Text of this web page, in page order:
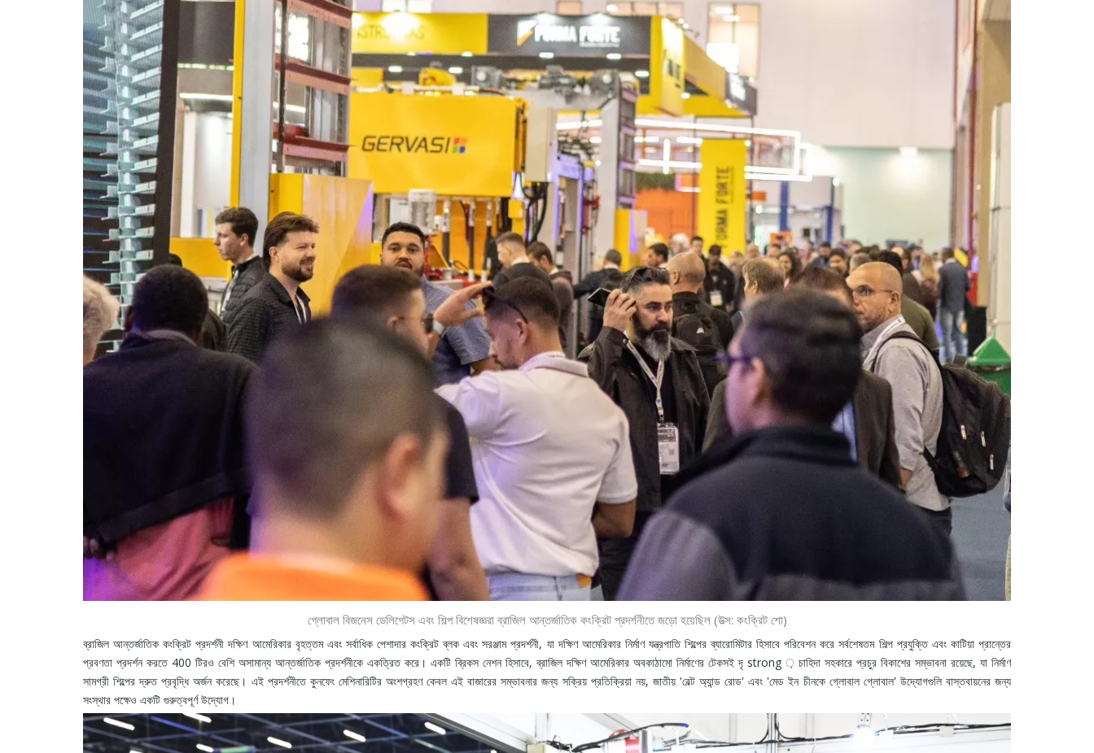
গ্লোবাল বিজনেস ডেলিগেটস এবং শিল্প বিশেষজ্ঞরা ব্রাজিল আন্তর্জাতিক কংক্রিট প্রদর্শনীতে জড়ো হয়েছিল (উত্স: কংক্রিট শো)
ব্রাজিল আন্তর্জাতিক কংক্রিট প্রদর্শনী দক্ষিণ আমেরিকার বৃহত্তম এবং সর্বাধিক পেশাদার কংক্রিট ব্লক এবং সরঞ্জাম প্রদর্শনী, যা দক্ষিণ আমেরিকার নির্মাণ যন্ত্রপাতি শিল্পের ব্যারোমিটার হিসাবে পরিবেশন করে সর্বশেষতম শিল্প প্রযুক্তি এবং কাটিয়া প্রান্তের
প্রবণতা প্রদর্শন করতে 400 টিরও বেশি অসামান্য আন্তর্জাতিক প্রদর্শনীকে একত্রিত করে। একটি ব্রিকস নেশন হিসাবে, ব্রাজিল দক্ষিণ আমেরিকার অবকাঠামো নির্মাণের টেকসই দৃ strong ় চাহিদা সহকারে প্রচুর বিকাশের সম্ভাবনা রয়েছে, যা নির্মাণ
সামগ্রী শিল্পের দ্রুত প্রবৃদ্ধি অর্জন করেছে। এই প্রদর্শনীতে কুনফেং মেশিনারিটির অংশগ্রহণ কেবল এই বাজারের সম্ভাবনার জন্য সক্রিয় প্রতিক্রিয়া নয়, জাতীয় 'বেল্ট অ্যান্ড রোড' এবং 'মেড ইন চীনকে গ্লোবাল গ্লোবাল' উদ্যোগগুলি বাস্তবায়নের জন্য
সংস্থার পক্ষেও একটি গুরুত্বপূর্ণ উদ্যোগ।